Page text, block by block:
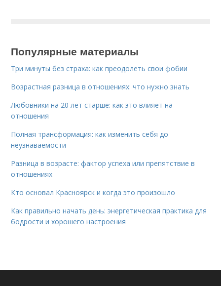
Популярные материалы
Три минуты без страха: как преодолеть свои фобии
Возрастная разница в отношениях: что нужно знать
Любовники на 20 лет старше: как это влияет на
отношения
Полная трансформация: как изменить себя до
неузнаваемости
Разница в возрасте: фактор успеха или препятствие в
отношениях
Кто основал Красноярск и когда это произошло
Как правильно начать день: энергетическая практика для
бодрости и хорошего настроения